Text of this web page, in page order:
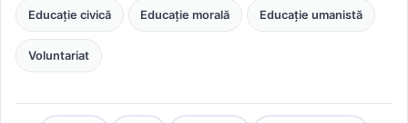
Educație civică Educație morală Educație umanistă
Voluntariat